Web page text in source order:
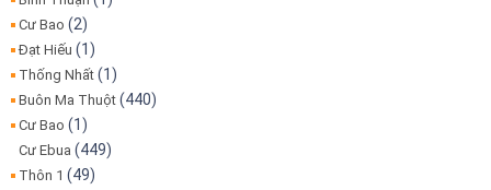
Cư Bao (2)
Đạt Hiếu (1)
Thống Nhất (1)
Buôn Ma Thuột (440)
Cư Bao (1)
Cư Ebua (449)
Thôn 1 (49)